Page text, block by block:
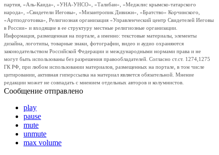
партия, «Аль-Каида», «УНА-УНСО», «Талибан», «Меджлис крымско-татарского
народа», «Свидетели Иеговы», «Мизантропик Дивижн», «Братство» Корчинского,
«Артподготовка», Религиозная организация «Управленческий центр Свидетелей Иеговы
в России» и входящие в ее структуру местные религиозные организации.
Информация, размещенная на портале, а именно: текстовые материалы, элементы
дизайна, логотипы, товарные знаки, фотографии, видео и аудио охраняются
законодательством Российской Федерации и международными нормами права и не
могут быть использованы без разрешения правообладателей. Согласно ст.ст. 1274,1275
ГК РФ, при любом использовании материалов, размещенных на портале, в том числе
цитировании, активная гиперссылка на материал является обязательной. Мнение
редакции может не совпадать с мнением отдельных авторов и колумнистов.
Сообщение отправлено
play
pause
mute
unmute
max volume